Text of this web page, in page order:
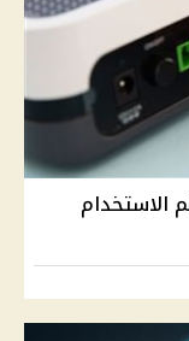
الاستخدام